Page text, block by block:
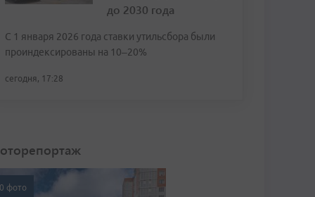
до 2030 года
С 1 января 2026 года ставки утильсбора были
проиндексированы на 10–20%
сегодня, 17:28
фото